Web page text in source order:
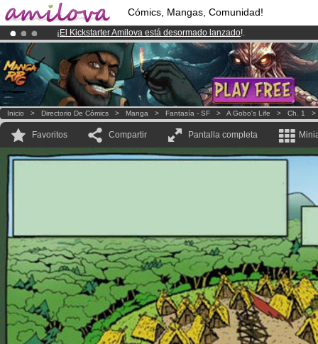
Cómics, Mangas, Comunidad!
¡ El Kickstarter Amilova está desormado lanzado!.
¡Ya tenemos 100000miembrosy 1000Cómics y Mangas!.
¡Conviertete en Premium por3.95 euros al mes!Hazte Premium ya
Inicio > Directorio De Cómics > Manga > Fantasía - SF > A Gobo's Life > Ch. 1
Favoritos Compartir Pantalla completa